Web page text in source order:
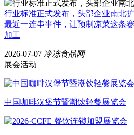
行业标准正式发布，头部企业南北
最近一连串事件，让预制凉菜这条
加工
2026-07-07 冷冻食品网
展会活动
中国咖啡汉堡节暨潮饮轻餐展览会